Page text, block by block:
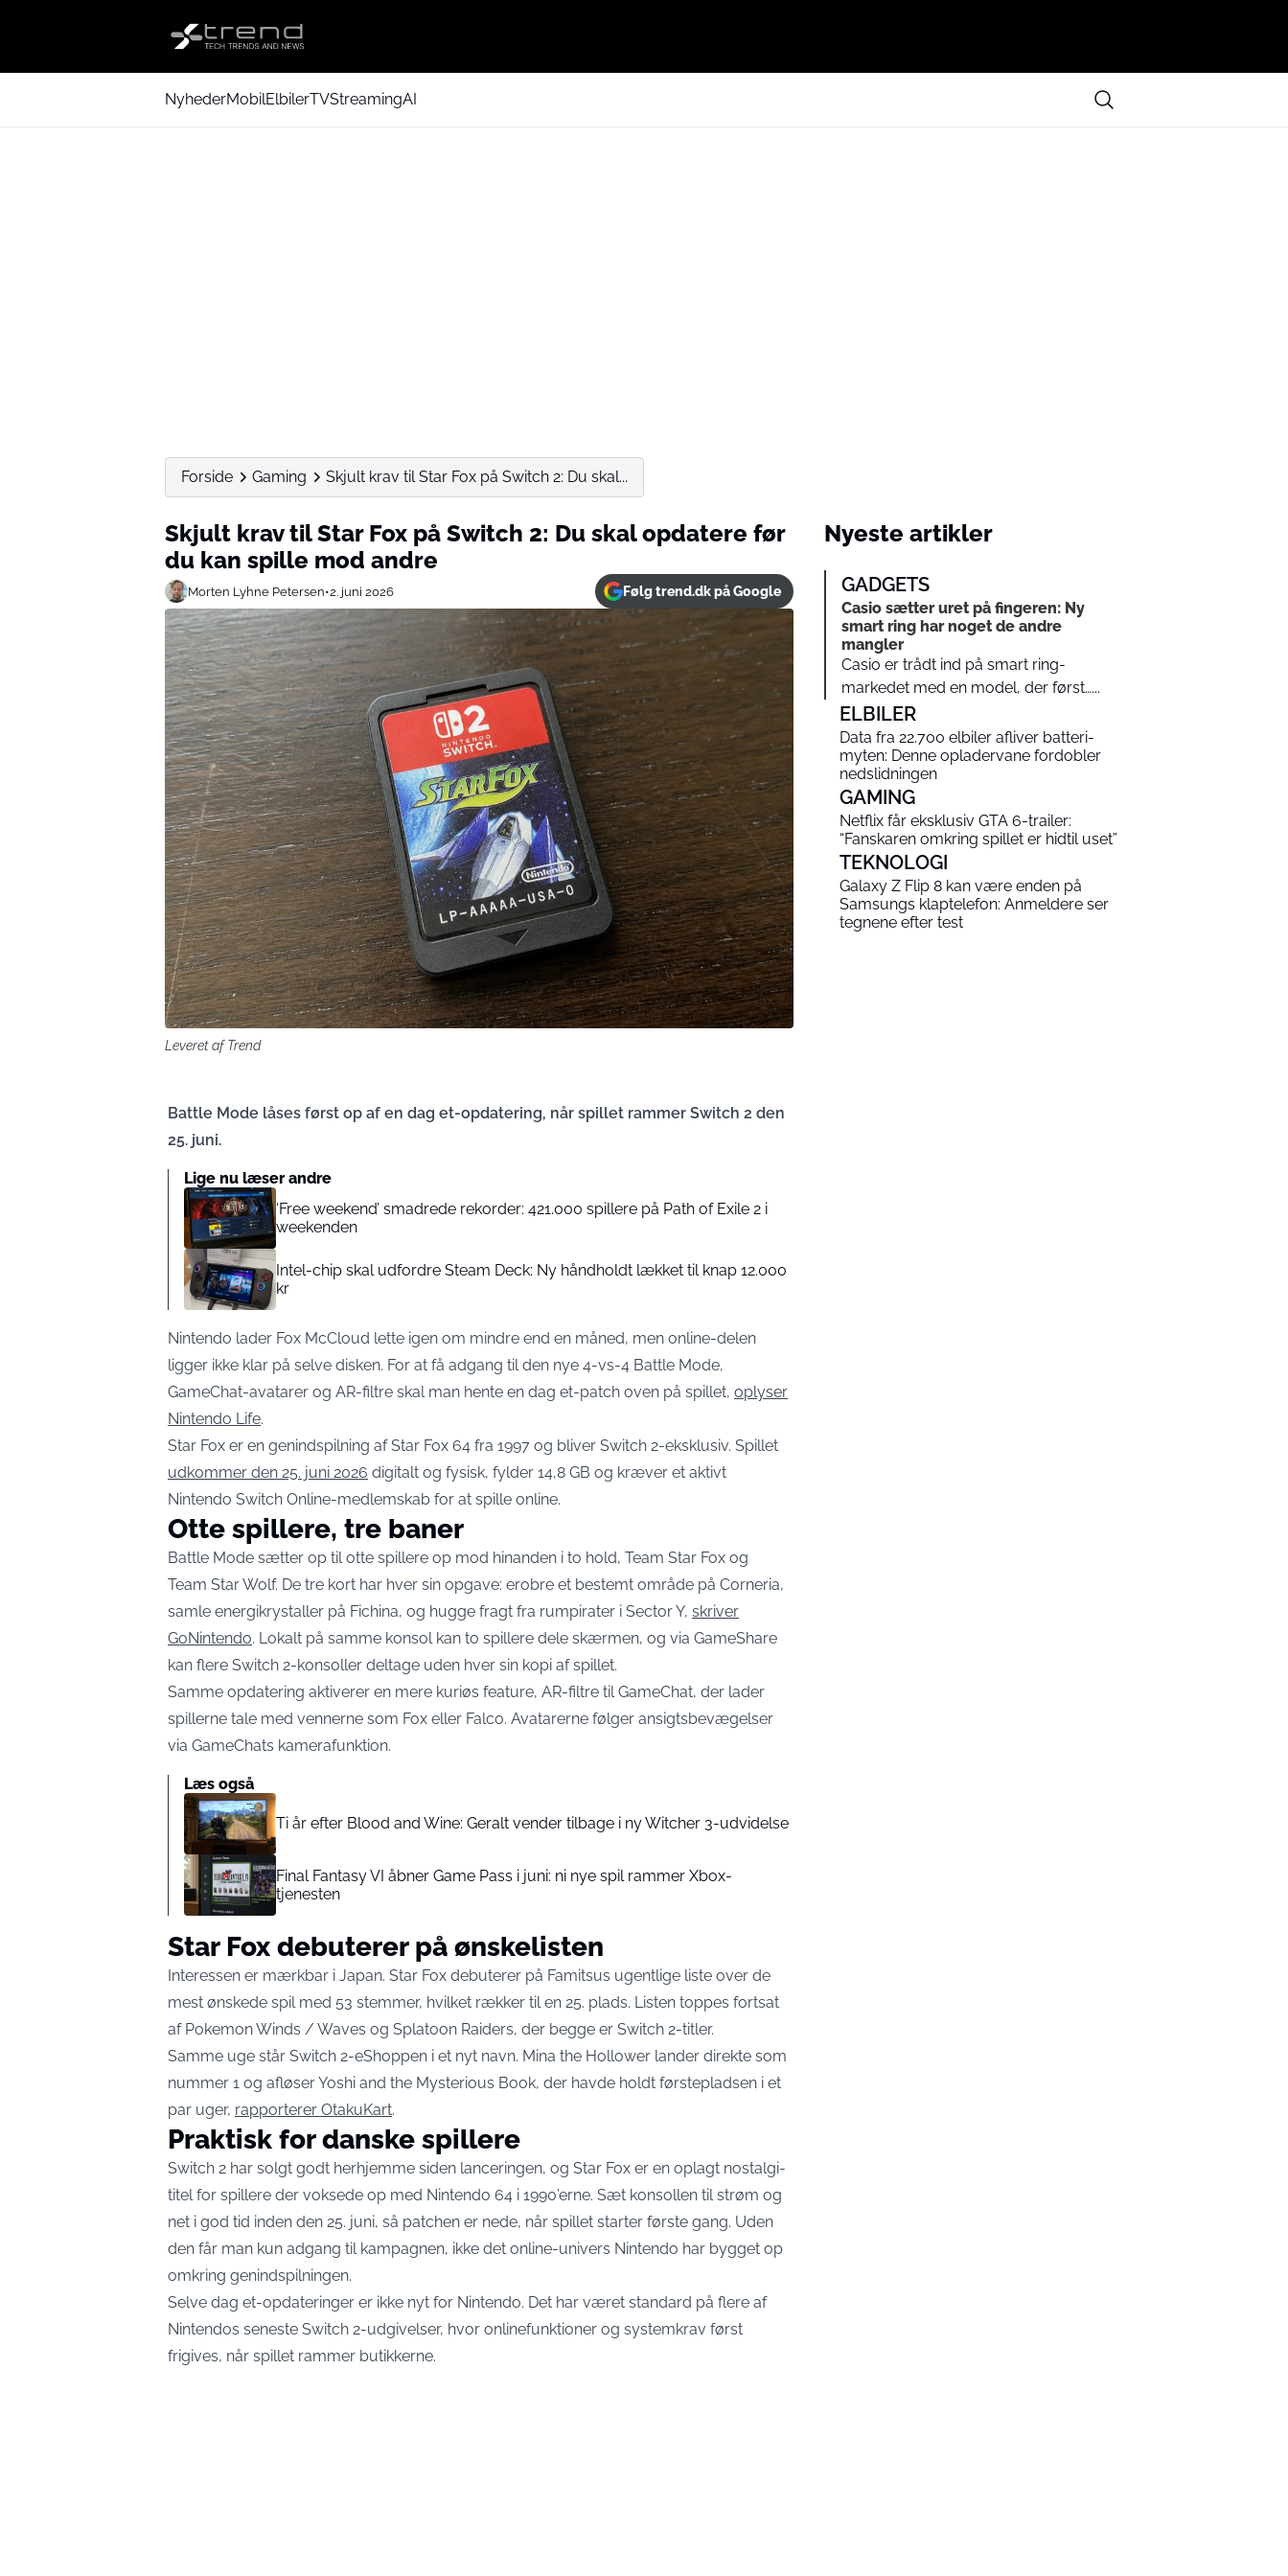
NyhederMobilElbilerTVStreamingAI
Forside Gaming Skjult krav til Star Fox på Switch 2: Du skal...
Skjult krav til Star Fox på Switch 2: Du skal opdatere før
du kan spille mod andre
Morten Lyhne Petersen•2. juni 2026 Følg trend.dk på Google
Leveret af Trend
Battle Mode låses først op af en dag et-opdatering, når spillet rammer Switch 2 den
25. juni.
Lige nu læser andre
‘Free weekend’ smadrede rekorder: 421.000 spillere på Path of Exile 2 i
weekenden
Intel-chip skal udfordre Steam Deck: Ny håndholdt lækket til knap 12.000
kr
Nintendo lader Fox McCloud lette igen om mindre end en måned, men online-delen
ligger ikke klar på selve disken. For at få adgang til den nye 4-vs-4 Battle Mode,
GameChat-avatarer og AR-filtre skal man hente en dag et-patch oven på spillet, oplyser
Nintendo Life.
Star Fox er en genindspilning af Star Fox 64 fra 1997 og bliver Switch 2-eksklusiv. Spillet
udkommer den 25. juni 2026 digitalt og fysisk, fylder 14,8 GB og kræver et aktivt
Nintendo Switch Online-medlemskab for at spille online.
Otte spillere, tre baner
Battle Mode sætter op til otte spillere op mod hinanden i to hold, Team Star Fox og
Team Star Wolf. De tre kort har hver sin opgave: erobre et bestemt område på Corneria,
samle energikrystaller på Fichina, og hugge fragt fra rumpirater i Sector Y, skriver
GoNintendo. Lokalt på samme konsol kan to spillere dele skærmen, og via GameShare
kan flere Switch 2-konsoller deltage uden hver sin kopi af spillet.
Samme opdatering aktiverer en mere kuriøs feature, AR-filtre til GameChat, der lader
spillerne tale med vennerne som Fox eller Falco. Avatarerne følger ansigtsbevægelser
via GameChats kamerafunktion.
Læs også
Ti år efter Blood and Wine: Geralt vender tilbage i ny Witcher 3-udvidelse
Final Fantasy VI åbner Game Pass i juni: ni nye spil rammer Xbox-
tjenesten
Star Fox debuterer på ønskelisten
Interessen er mærkbar i Japan. Star Fox debuterer på Famitsus ugentlige liste over de
mest ønskede spil med 53 stemmer, hvilket rækker til en 25. plads. Listen toppes fortsat
af Pokemon Winds / Waves og Splatoon Raiders, der begge er Switch 2-titler.
Samme uge står Switch 2-eShoppen i et nyt navn. Mina the Hollower lander direkte som
nummer 1 og afløser Yoshi and the Mysterious Book, der havde holdt førstepladsen i et
par uger, rapporterer OtakuKart.
Praktisk for danske spillere
Switch 2 har solgt godt herhjemme siden lanceringen, og Star Fox er en oplagt nostalgi-
titel for spillere der voksede op med Nintendo 64 i 1990’erne. Sæt konsollen til strøm og
net i god tid inden den 25. juni, så patchen er nede, når spillet starter første gang. Uden
den får man kun adgang til kampagnen, ikke det online-univers Nintendo har bygget op
omkring genindspilningen.
Selve dag et-opdateringer er ikke nyt for Nintendo. Det har været standard på flere af
Nintendos seneste Switch 2-udgivelser, hvor onlinefunktioner og systemkrav først
frigives, når spillet rammer butikkerne.
Nyeste artikler
GADGETS
Casio sætter uret på fingeren: Ny
smart ring har noget de andre
mangler
Casio er trådt ind på smart ring-
markedet med en model, der først…...
ELBILER
Data fra 22.700 elbiler afliver batteri-
myten: Denne opladervane fordobler
nedslidningen
GAMING
Netflix får eksklusiv GTA 6-trailer:
“Fanskaren omkring spillet er hidtil uset”
TEKNOLOGI
Galaxy Z Flip 8 kan være enden på
Samsungs klaptelefon: Anmeldere ser
tegnene efter test